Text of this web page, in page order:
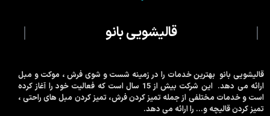
قالیشویی بانو
قالیشویی بانو بهترین خدمات را در زمینه شست و شوی فرش ، موکت و مبل
ارائه می دهد. این شرکت بیش از 15 سال است که فعالیت خود را آغاز کرده
است و خدمات مختلفی از جمله تمیز کردن فرش، تمیز کردن مبل های راحتی ،
تمیز کردن قالیچه و… را ارائه می دهد.